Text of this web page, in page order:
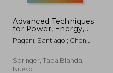
40%
Advanced Techniques
for Power, Energy,
and Thermal
Management for
(en Inglés)
Pagani, Santiago ; Chen,
Muhammad
Springer, Tapa Blanda,
Nuevo